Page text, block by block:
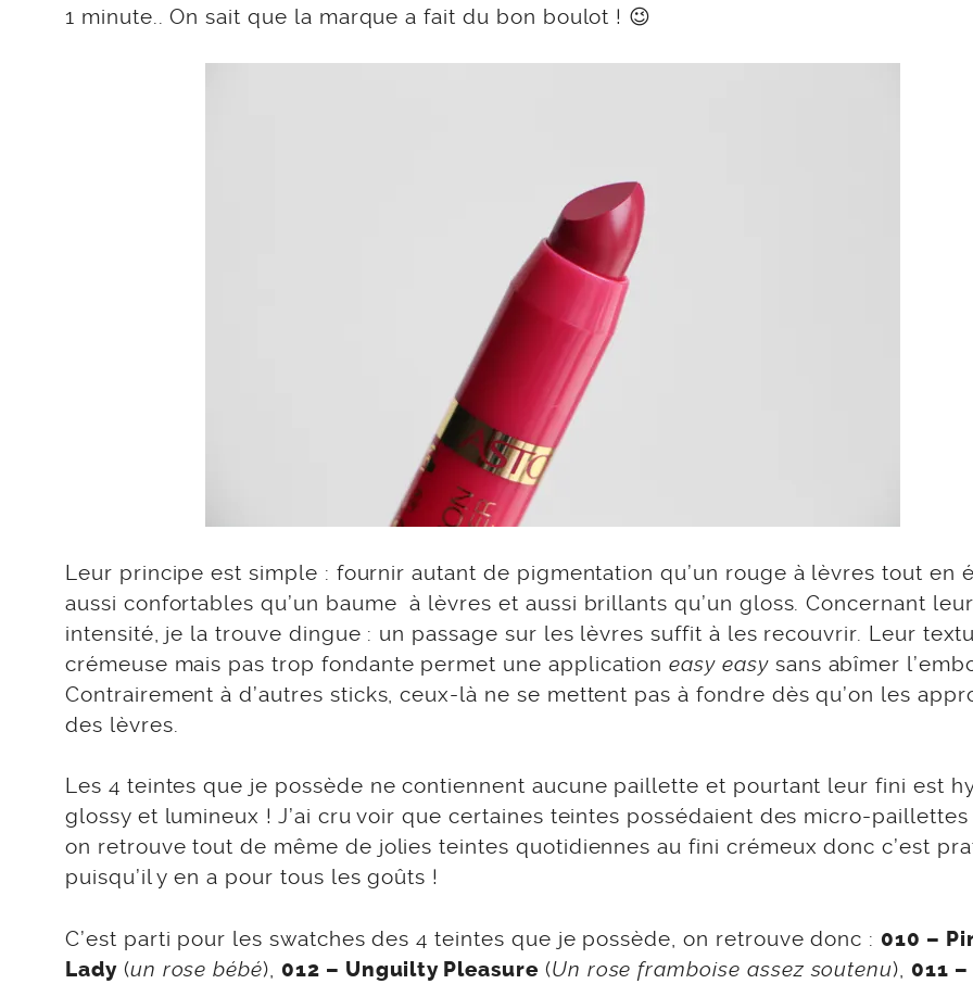
1 minute.. On sait que la marque a fait du bon boulot ! 😉
Leur principe est simple : fournir autant de pigmentation qu’un rouge à lèvres tout en
aussi confortables qu’un baume à lèvres et aussi brillants qu’un gloss. Concernant leur
intensité, je la trouve dingue : un passage sur les lèvres suffit à les recouvrir. Leur
crémeuse mais pas trop fondante permet une applicationeasy easysans abîmer
Contrairement à d’autres sticks, ceux-là ne se mettent pas à fondre dès qu’on les
des lèvres.
Les 4 teintes que je possède ne contiennent aucune paillette et pourtant leur fini est
glossy et lumineux ! J’ai cru voir que certaines teintes possédaient des micro-paillettes
on retrouve tout de même de jolies teintes quotidiennes au fini crémeux donc c’est
puisqu’il y en a pour tous les goûts !
C’est parti pour les swatches des 4 teintes que je possède, on retrouve donc : 010 –
Lady(un rose bébé), 012 – Unguilty Pleasure(Un rose framboise assez soutenu), 011 –